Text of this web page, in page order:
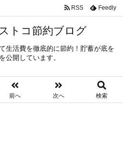
トコ節約ブログ
生活費を徹底的に節約！貯蓄が底を
公開しています。
前へ 次へ 検索
RSS Feedly